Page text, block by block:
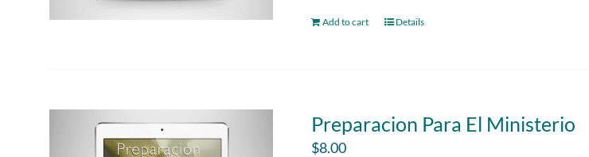
Add to cart Details
Preparacion Para El Ministerio
$8.00